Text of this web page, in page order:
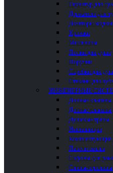
Гарнитур для
Держатели для
Дозаторы
Крючки
Мыльницы
Полки для душа
Поручни
Скребки для
Стаканы для
ИНЖЕНЕРНЫЕ
Донные клапаны
Донные клапаны
Душевые трапы
Инсталляции
Комплектующие
Панели смыва
Сифоны для
Сливы-переливы